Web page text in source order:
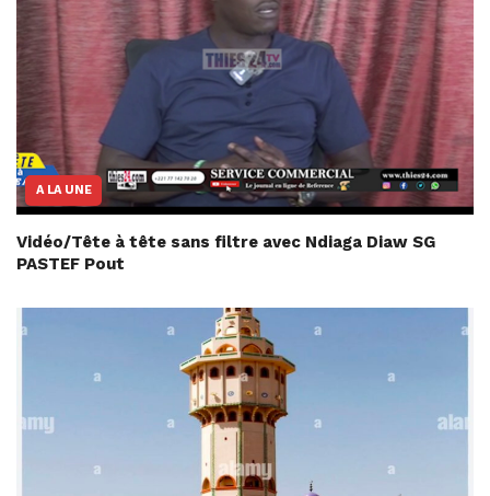
A LA UNE
Vidéo/Tête à tête sans filtre avec Ndiaga Diaw SG
PASTEF Pout